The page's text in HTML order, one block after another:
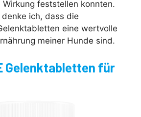
feststellen konnten.
ich, dass die
eine wertvolle
meiner Hunde sind.
Gelenktabletten für